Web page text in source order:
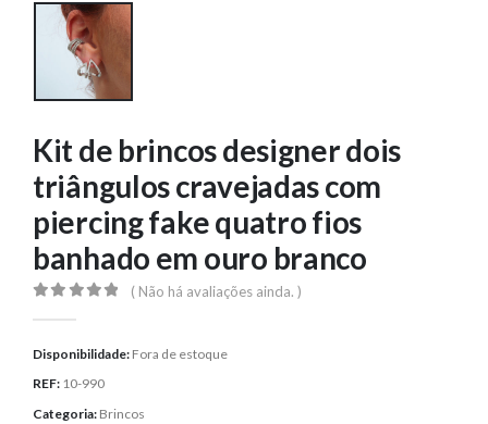
Kit de brincos designer dois
triângulos cravejadas com
piercing fake quatro fios
banhado em ouro branco
( Não há avaliações ainda. )
Disponibilidade: Fora de estoque
REF: 10-990
Categoria: Brincos